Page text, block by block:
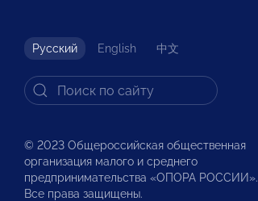
Русский English 中文
© 2023 Общероссийская общественная
организация малого и среднего
предпринимательства «ОПОРА РОССИИ».
Все права защищены.